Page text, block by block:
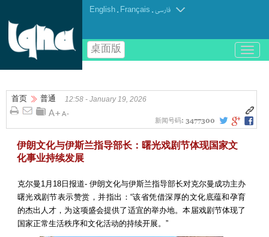
English . Français .فارسی
桌面版
باز
و
کردن
首页 普通 12:58 - January 19, 2026
新闻号码: 3477300
伊朗文化与伊斯兰指导部长：曙光戏剧节体现国家文
化事业持续发展
克尔曼1月18日报道- 伊朗文化与伊斯兰指导部长对克尔曼成功主办
曙光戏剧节表示赞赏，并指出：“该省凭借深厚的文化底蕴和孕育
的杰出人才，为这项盛会提供了适宜的举办地。本届戏剧节体现了
国家正常生活秩序和文化活动的持续开展。”